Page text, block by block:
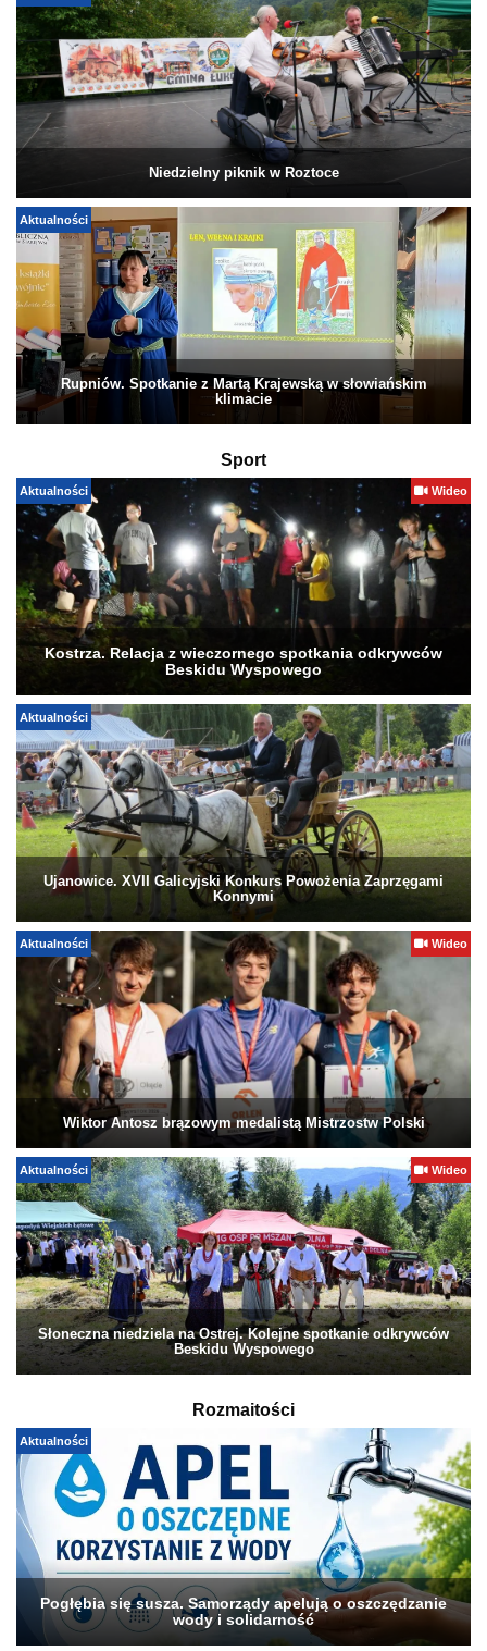
Niedzielny piknik w Roztoce
Aktualności
Rupniów. Spotkanie z Martą Krajewską w słowiańskim
klimacie
Sport
Aktualności Wideo
Kostrza. Relacja z wieczornego spotkania odkrywców
Beskidu Wyspowego
Aktualności
Ujanowice. XVII Galicyjski Konkurs Powożenia Zaprzęgami
Konnymi
Aktualności Wideo
Wiktor Antosz brązowym medalistą Mistrzostw Polski
Aktualności Wideo
Słoneczna niedziela na Ostrej. Kolejne spotkanie odkrywców
Beskidu Wyspowego
Rozmaitości
Aktualności
Pogłębia się susza. Samorządy apelują o oszczędzanie
wody i solidarność